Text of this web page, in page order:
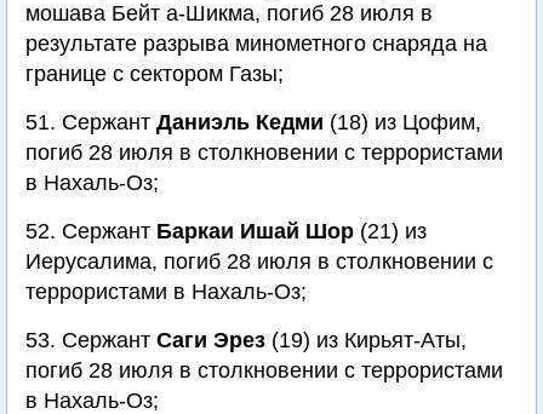
мошава Бейт а-Шикма, погиб 28 июля в
результате разрыва минометного снаряда на
границе с сектором Газы;
51. Сержант Даниэль Кедми (18) из Цофим,
погиб 28 июля в столкновении с террористами
в Нахаль-Оз;
52. Сержант Баркаи Ишай Шор (21) из
Иерусалима, погиб 28 июля в столкновении с
террористами в Нахаль-Оз;
53. Сержант Саги Эрез (19) из Кирьят-Аты,
погиб 28 июля в столкновении с террористами
в Нахаль-Оз;